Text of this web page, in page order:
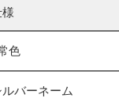
色
バーネーム